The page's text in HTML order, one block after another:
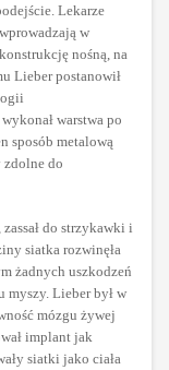
Lekarze
w
nośną, na
Lieber postanowił
warstwa po
sposób metalową
zdolne do
do strzykawki i
siatka rozwinęła
żadnych uszkodzeń
myszy. Lieber był w
mózgu żywej
implant jak
siatki jako ciała